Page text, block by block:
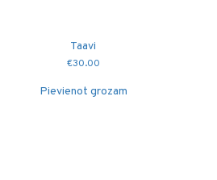
Taavi
€30.00
Pievienot grozam